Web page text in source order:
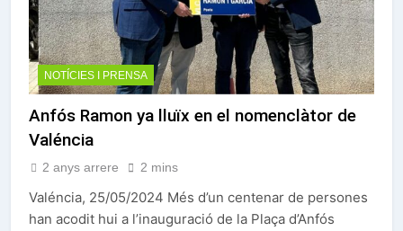
NOTÍCIES I PRENSA
Anfós Ramon ya lluïx en el nomenclàtor de
Valéncia
2 anys arrere 2 mins
Valéncia, 25/05/2024 Més d’un centenar de persones
han acodit hui a l’inauguració de la Plaça d’Anfós